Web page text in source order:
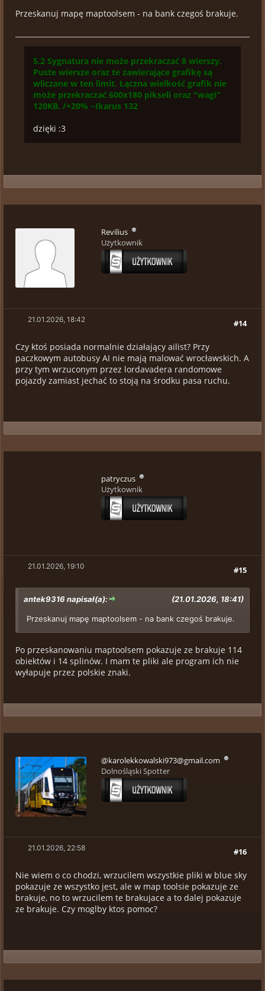
Przeskanuj mapę maptoolsem - na bank czegoś brakuje.
5.2 Sygnatura nie może przekraczać 8 wierszy.
Puste wiersze oraz te zawierające grafikę są
wliczane w ten limit. Łączna wielkość grafik nie
może przekraczać 600x180 pikseli oraz "wagi"
120KB. /+20% ~Ikarus 132
dzięki :3
Revilius
Użytkownik
#14
21.01.2026, 18:42
Czy ktoś posiada normalnie działający ailist? Przy
paczkowym autobusy AI nie mają malować wrocławskich. A
przy tym wrzuconym przez lordavadera randomowe
pojazdy zamiast jechać to stoją na środku pasa ruchu.
patryczus
Użytkownik
#15
21.01.2026, 19:10
(21.01.2026, 18:41)
antek9316 napisał(a):
Przeskanuj mapę maptoolsem - na bank czegoś brakuje.
Po przeskanowaniu maptoolsem pokazuje ze brakuje 114
obiektów i 14 splinów. I mam te pliki ale program ich nie
wyłapuje przez polskie znaki.
@karolekkowalski973@gmail.com
Dolnośląski Spotter
#16
21.01.2026, 22:58
Nie wiem o co chodzi, wrzucilem wszystkie pliki w blue sky
pokazuje ze wszystko jest, ale w map toolsie pokazuje ze
brakuje, no to wrzucilem te brakujace a to dalej pokazuje
ze brakuje. Czy moglby ktos pomoc?